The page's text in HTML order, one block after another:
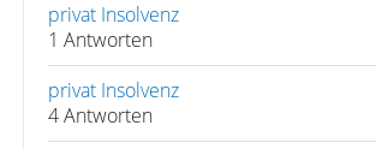
privat Insolvenz
1 Antworten
privat Insolvenz
4 Antworten